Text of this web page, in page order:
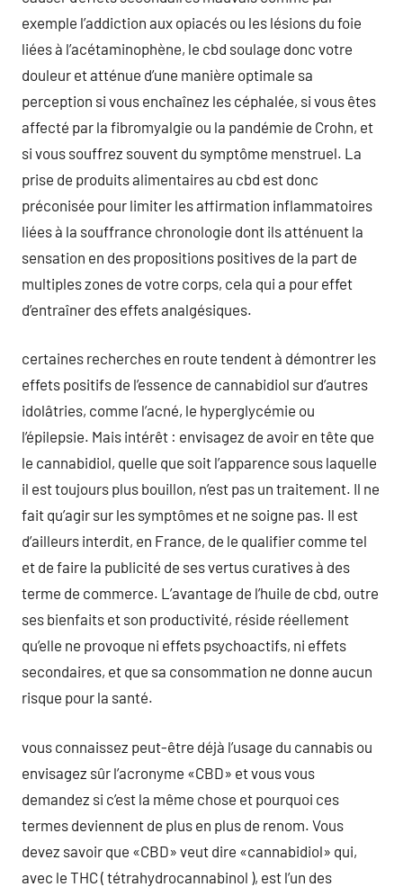
exemple l’addiction aux opiacés ou les lésions du foie
liées à l’acétaminophène, le cbd soulage donc votre
douleur et atténue d’une manière optimale sa
perception si vous enchaînez les céphalée, si vous êtes
affecté par la fibromyalgie ou la pandémie de Crohn, et
si vous souffrez souvent du symptôme menstruel. La
prise de produits alimentaires au cbd est donc
préconisée pour limiter les affirmation inflammatoires
liées à la souffrance chronologie dont ils atténuent la
sensation en des propositions positives de la part de
multiples zones de votre corps, cela qui a pour effet
d’entraîner des effets analgésiques.
certaines recherches en route tendent à démontrer les
effets positifs de l’essence de cannabidiol sur d’autres
idolâtries, comme l’acné, le hyperglycémie ou
l’épilepsie. Mais intérêt : envisagez de avoir en tête que
le cannabidiol, quelle que soit l’apparence sous laquelle
il est toujours plus bouillon, n’est pas un traitement. Il ne
fait qu’agir sur les symptômes et ne soigne pas. Il est
d’ailleurs interdit, en France, de le qualifier comme tel
et de faire la publicité de ses vertus curatives à des
terme de commerce. L’avantage de l’huile de cbd, outre
ses bienfaits et son productivité, réside réellement
qu’elle ne provoque ni effets psychoactifs, ni effets
secondaires, et que sa consommation ne donne aucun
risque pour la santé.
vous connaissez peut-être déjà l’usage du cannabis ou
envisagez sûr l’acronyme «CBD» et vous vous
demandez si c’est la même chose et pourquoi ces
termes deviennent de plus en plus de renom. Vous
devez savoir que «CBD» veut dire «cannabidiol» qui,
avec le THC ( tétrahydrocannabinol ), est l’un des